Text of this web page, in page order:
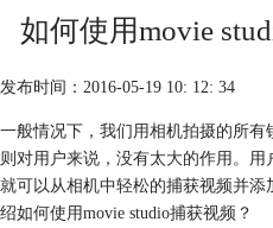
下载
教程
购买
如何使用movie
发布时间：2016-05-19 10: 12: 34
一般情况下，我们用相机拍摄的所
则对用户来说，没有太大的作用。用
就可以从相机中轻松的捕获视频并
绍如何使用movie studio捕获视频？